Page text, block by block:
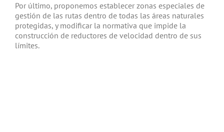
Por último, proponemos establecer zonas especiales de
gestión de las rutas dentro de todas las áreas naturales
protegidas, y modificar la normativa que impide la
construcción de reductores de velocidad dentro de sus
límites.